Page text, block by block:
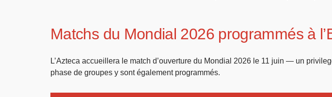
Matchs du Mondial 2026 programmés à
L’Azteca accueillera le match d’ouverture du Mondial 2026 le 11 juin — un
phase de groupes y sont également programmés.